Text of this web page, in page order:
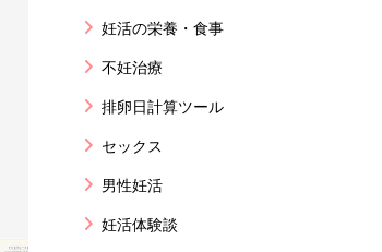
妊活の栄養・食事
不妊治療
排卵日計算ツール
セックス
男性妊活
妊活体験談